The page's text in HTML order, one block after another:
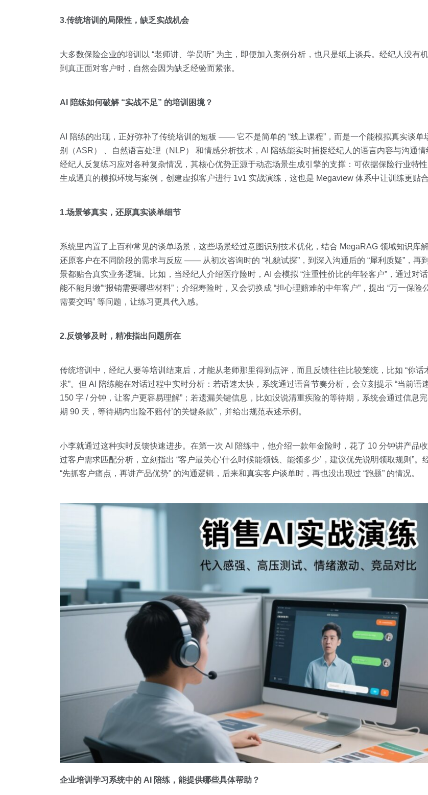
3.传统培训的局限性，缺乏实战机会
大多数保险企业的培训以 “老师讲、学员听” 为主，即便加入案例分析，也只是纸上谈兵。经纪人没有
到真正面对客户时，自然会因为缺乏经验而紧张。
AI 陪练如何破解 “实战不足” 的培训困境？
AI 陪练的出现，正好弥补了传统培训的短板 —— 它不是简单的 “线上课程”，而是一个能模拟真实谈单
别（ASR） 、自然语言处理（NLP） 和情感分析技术，AI 陪练能实时捕捉经纪人的语言内容与沟通
经纪人反复练习应对各种复杂情况，其核心优势正源于动态场景生成引擎的支撑：可依据保险行业特
生成逼真的模拟环境与案例，创建虚拟客户进行 1v1 实战演练，这也是 Megaview 体系中让训练更贴
1.场景够真实，还原真实谈单细节
系统里内置了上百种常见的谈单场景，这些场景经过意图识别技术优化，结合 MegaRAG 领域知识库
还原客户在不同阶段的需求与反应 —— 从初次咨询时的 “礼貌试探”，到深入沟通后的 “犀利质疑”，再
景都贴合真实业务逻辑。比如，当经纪人介绍医疗险时，AI 会模拟 “注重性价比的年轻客户”，通过对
能不能月缴”“报销需要哪些材料”；介绍寿险时，又会切换成 “担心理赔难的中年客户”，提出 “万一保险
需要交吗” 等问题，让练习更具代入感。
2.反馈够及时，精准指出问题所在
传统培训中，经纪人要等培训结束后，才能从老师那里得到点评，而且反馈往往比较笼统，比如 “你话
求”。但 AI 陪练能在对话过程中实时分析：若语速太快，系统通过语音节奏分析，会立刻提示 “当前语
150 字 / 分钟，让客户更容易理解”；若遗漏关键信息，比如没说清重疾险的等待期，系统会通过信息
期 90 天，等待期内出险不赔付’的关键条款”，并给出规范表述示例。
小李就通过这种实时反馈快速进步。在第一次 AI 陪练中，他介绍一款年金险时，花了 10 分钟讲产品
过客户需求匹配分析，立刻指出 “客户最关心‘什么时候能领钱、能领多少’，建议优先说明领取规则”。
“先抓客户痛点，再讲产品优势” 的沟通逻辑，后来和真实客户谈单时，再也没出现过 “跑题” 的情况。
企业培训学习系统中的 AI 陪练，能提供哪些具体帮助？